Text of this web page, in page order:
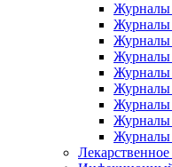
Журналы
Журналы
Журналы
Журналы
Журналы
Журналы
Журналы